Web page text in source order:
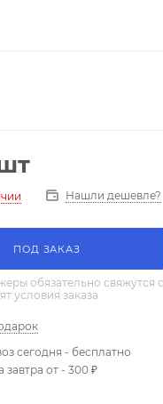
Нашли дешевле?
ПОД ЗАКАЗ
обязательно свяжутся с
условия заказа
сегодня - бесплатно
завтра от - 300 ₽